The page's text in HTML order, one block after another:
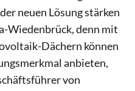
neuen Lösung stärken
Wiedenbrück, denn mit
Dächern können
anbieten,
von